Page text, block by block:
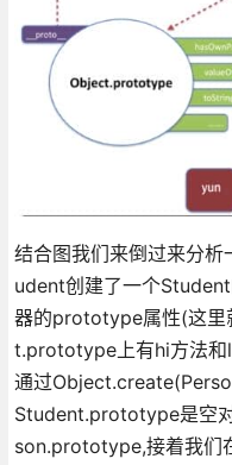
结合图我们来倒过来分
udent创建了一个
器的prototype属性(这
t.prototype上有hi方法
通过
Student.prototype是空
son.prototype,接着我们